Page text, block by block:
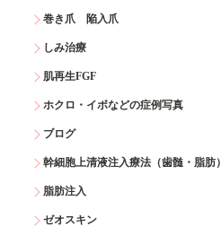
巻き爪 陥入爪
しみ治療
肌再生FGF
ホクロ・イボなどの症例写真
ブログ
幹細胞上清液注入療法（歯髄・脂肪）
脂肪注入
ゼオスキン